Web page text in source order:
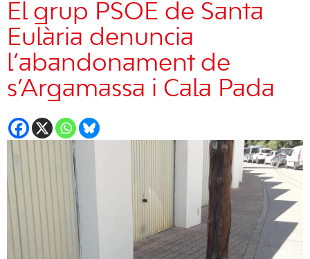
El grup PSOE de Santa
Eulària denuncia
l’abandonament de
s’Argamassa i Cala Pada